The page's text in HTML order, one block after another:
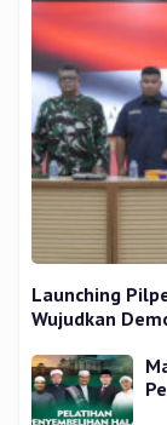
Launching
Wujudkan